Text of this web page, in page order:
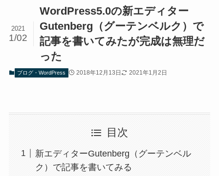
WordPress5.0の新エディター
Gutenberg（グーテンベルク）で
記事を書いてみたが完成は無理だ
った
2021
1/02
ブログ・WordPress 2018年12月13日 2021年1月2日
目次
新エディターGutenberg（グーテンベル
ク）で記事を書いてみる